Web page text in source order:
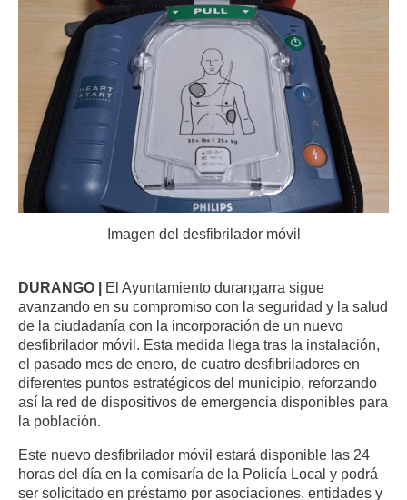
Imagen del desfibrilador móvil
DURANGO | El Ayuntamiento durangarra sigue
avanzando en su compromiso con la seguridad y la salud
de la ciudadanía con la incorporación de un nuevo
desfibrilador móvil. Esta medida llega tras la instalación,
el pasado mes de enero, de cuatro desfibriladores en
diferentes puntos estratégicos del municipio, reforzando
así la red de dispositivos de emergencia disponibles para
la población.
Este nuevo desfibrilador móvil estará disponible las 24
horas del día en la comisaría de la Policía Local y podrá
ser solicitado en préstamo por asociaciones, entidades y